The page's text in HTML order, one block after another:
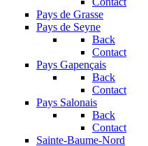
Pays de Grasse
Pays de Seyne
Back
Contact
Pays Gapençais
Back
Contact
Pays Salonais
Back
Contact
Sainte-Baume-Nord